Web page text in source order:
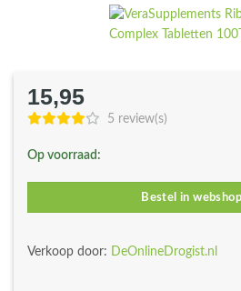
15,95
5 review(s)
Op voorraad:
Bestel in webshop
Verkoop door: DeOnlineDrogist.nl